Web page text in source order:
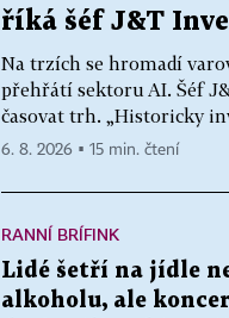
říká šéf J&T
Na trzích se hromadí
přehřátí sektoru AI. Šéf
časovat trh. „Historicky
6. 8. 2026 ▪ 15 min. čtení
RANNÍ BRÍFINK
Lidé šetří na jídle
alkoholu, ale